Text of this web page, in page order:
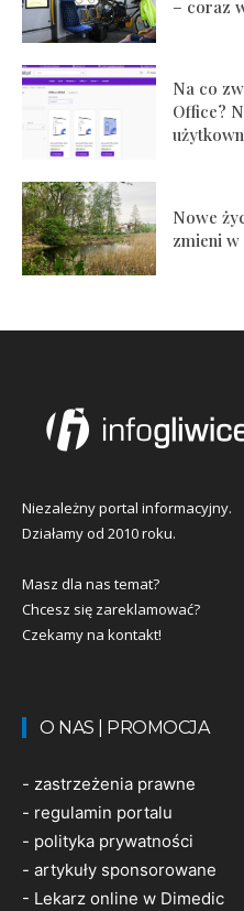
– coraz
Na co
Office?
Nowe
zmieni w
Niezależny portal informacyjny.
Działamy od 2010 roku.
Masz dla nas temat?
Chcesz się zareklamować?
Czekamy na kontakt!
O NAS | PROMOCJA
- zastrzeżenia prawne
- regulamin portalu
- polityka prywatności
- artykuły sponsorowane
- Lekarz online w Dimedic